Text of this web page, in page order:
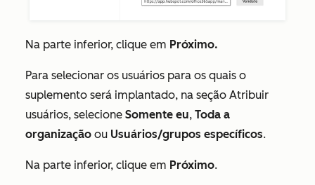
Na parte inferior, clique em Próximo.
Para selecionar os usuários para os quais o
suplemento será implantado, na seção Atribuir
usuários, selecione Somente eu, Toda a
organização ou Usuários/grupos específicos.
Na parte inferior, clique em Próximo.